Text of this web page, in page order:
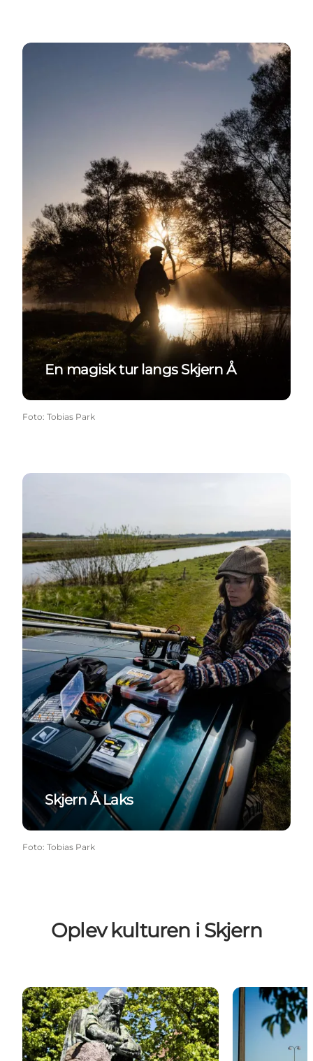
En magisk tur langs Skjern Å
En magisk tur langs Skjern Å
Foto: Tobias Park
Skjern Å Laks
Skjern Å Laks
Foto: Tobias Park
Oplev kulturen i Skjern
Holger Danske Piet Hein